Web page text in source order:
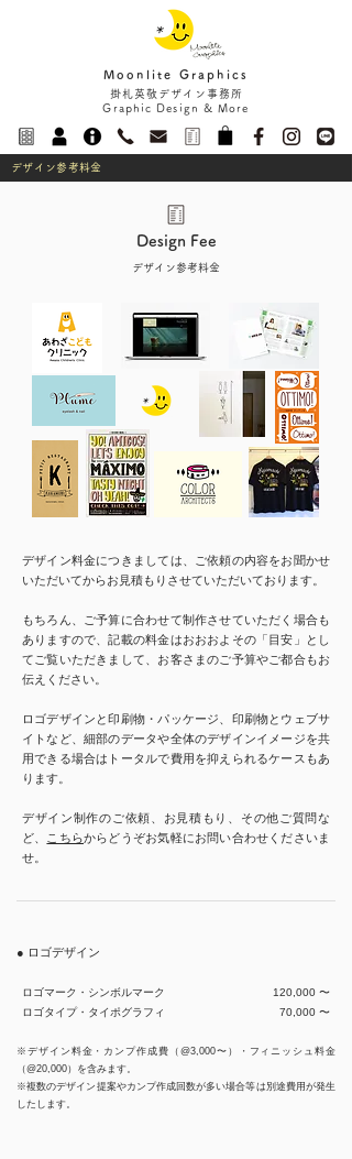
Moonlite Graphics
掛札英敬デザイン事務所
Graphic Design & More
デザイン参考料金
Design Fee
デザイン参考料金
デザイン料金につきましては、ご依頼の内容をお聞かせ
いただいてからお見積もりさせていただいております。
もちろん、ご予算に合わせて制作させていただく場合も
ありますので、記載の料金はおおおよその「目安」とし
てご覧いただきまして、お客さまのご予算やご都合もお
伝えください。
ロゴデザインと印刷物・パッケージ、印刷物とウェブサ
イトなど、細部のデータや全体のデザインイメージを共
用できる場合はトータルで費用を抑えられるケースもあ
ります。
デザイン制作のご依頼、お見積もり、その他ご質問な
ど、
こちらからどうぞお気軽にお問い合わせくださいま
せ。
● ロゴデザイン
ロゴマーク・シンボルマーク
ロゴタイプ・タイポグラフィ
120,000 〜
70,000 〜
※デザイン料金・カンプ作成費（@3,000〜）・フィニッシュ料金
（@20,000）を含みます。
※複数のデザイン提案やカンプ作成回数が多い場合等は別途費用が発生
したします。